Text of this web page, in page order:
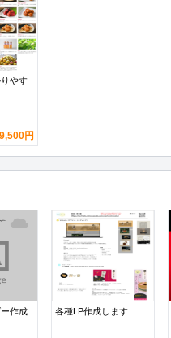
やす
円
作成 各種LP作成します